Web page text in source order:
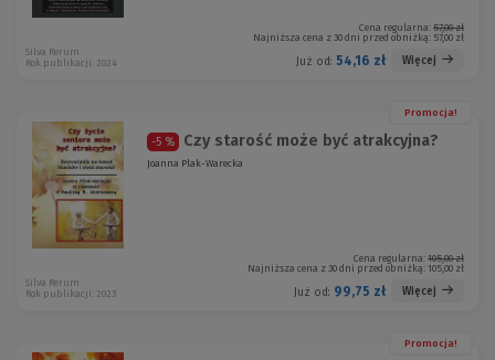
Cena regularna: 57,00 zł
Najniższa cena z 30 dni przed obniżką: 57,00 zł
Już od: 54,16 zł Więcej
Silva Rerum
Rok publikacji: 2024
Promocja!
-5 % Czy starość może być atrakcyjna?
Joanna Plak-Warecka
Cena regularna: 105,00 zł
Najniższa cena z 30 dni przed obniżką: 105,00 zł
Już od: 99,75 zł Więcej
Silva Rerum
Rok publikacji: 2023
Promocja!